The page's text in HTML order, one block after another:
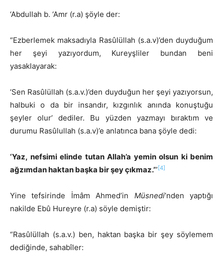
‘Abdullah b. ‘Amr (r.a) şöyle der:
“Ezberlemek maksadıyla Rasûlüllah (s.a.v)’den duyduğum
her şeyi yazıyordum, Kureyşliler bundan beni
yasaklayarak:
‘Sen Rasûlüllah (s.a.v.)’den duyduğun her şeyi yazıyorsun,
halbuki o da bir insandır, kızgınlık anında konuştuğu
şeyler olur’ dediler. Bu yüzden yazmayı bıraktım ve
durumu Rasûlullah (s.a.v)’e anlatınca bana şöyle dedi:
‘Yaz, nefsimi elinde tutan Allah’a yemin olsun ki benim
ağzımdan haktan başka bir şey çıkmaz.’”[4]
Yine tefsirinde İmâm Ahmed’in Müsnedi’nden yaptığı
nakilde Ebû Hureyre (r.a) söyle demiştir:
“Rasûlüllah (s.a.v.) ben, haktan başka bir şey söylemem
dediğinde, sahabîler: